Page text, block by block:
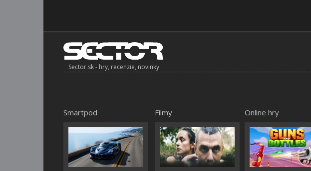
Sector.sk - hry, recenzie, novinky
Smartpod Filmy Online hry